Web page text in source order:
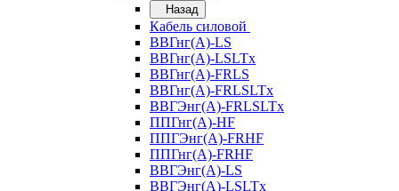
Назад
Кабель силовой
ВВГнг(А)-LS
ВВГнг(А)-LSLTx
ВВГнг(А)-FRLS
ВВГнг(А)-FRLSLTx
ВВГЭнг(А)-FRLSLTx
ППГнг(А)-HF
ППГЭнг(А)-FRHF
ППГнг(А)-FRHF
ВВГЭнг(А)-LS
ВВГЭнг(А)-LSLTx